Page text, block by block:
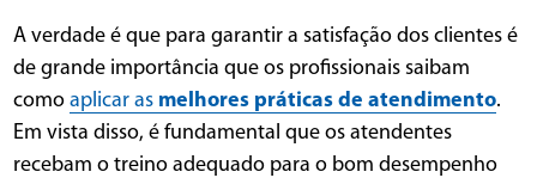
A verdade é que para garantir a satisfação dos clientes é
de grande importância que os profissionais saibam
comoaplicar as melhores práticas de atendimento.
Em vista disso, é fundamental que os atendentes
recebam o treino adequado para o bom desempenho